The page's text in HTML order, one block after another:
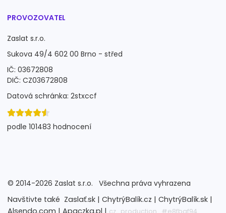
PROVOZOVATEL
Zaslat s.r.o.
Sukova 49/4 602 00 Brno - střed
IČ: 03672808
DIČ: CZ03672808
Datová schránka: 2stxccf
podle 101483 hodnocení
© 2014-2026 Zaslat s.r.o.
Všechna práva vyhrazena
Navštivte také Zaslať.sk | ChytrýBalík.cz | ChytrýBalík.sk |
cz_production_#e8fbaf94